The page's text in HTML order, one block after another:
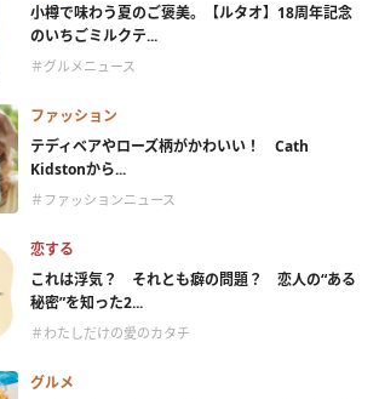
小樽で味わう夏のご褒美。【ルタオ】18周年記念
のいちごミルクテ...
＃グルメニュース
ファッション
テディベアやローズ柄がかわいい！ Cath
Kidstonから...
＃ファッションニュース
恋する
これは浮気？ それとも癖の問題？ 恋人の“ある
秘密”を知った2...
＃わたしだけの愛のカタチ
グルメ